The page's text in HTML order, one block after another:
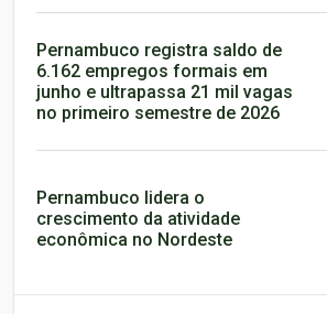
Pernambuco registra saldo de
6.162 empregos formais em
junho e ultrapassa 21 mil vagas
no primeiro semestre de 2026
Pernambuco lidera o
crescimento da atividade
econômica no Nordeste